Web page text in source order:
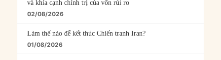
và khía cạnh chính trị của vốn rủi ro
02/08/2026
Làm thế nào để kết thúc Chiến tranh Iran?
01/08/2026